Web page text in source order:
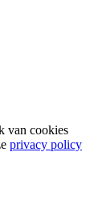
van cookies
privacy policy